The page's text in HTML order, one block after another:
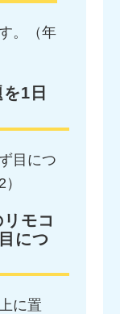
。（年
1日
目につ
モコ
につ
に置